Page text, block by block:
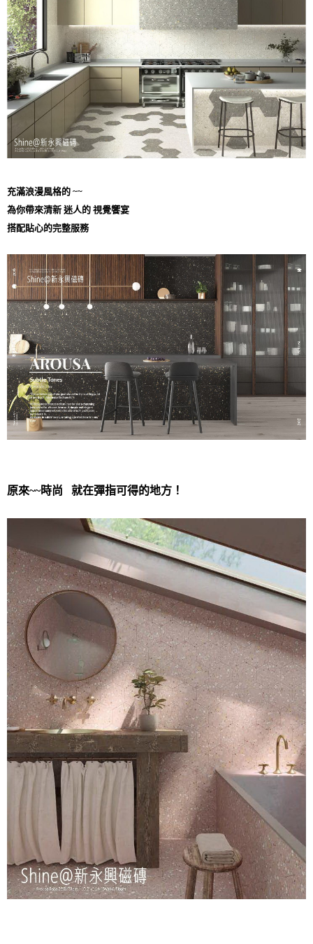
充滿浪漫風格的 ~~
為你帶來清新 迷人的 視覺饗宴
搭配貼心的完整服務
原來~~時尚 就在彈指可得的地方！